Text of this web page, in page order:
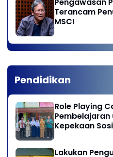
Terancam
MSCI
Pendidikan
Role Playing
Pembelajaran
Kepekaan
Lakukan